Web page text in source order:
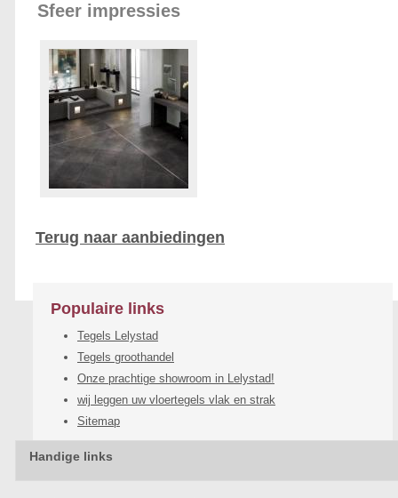
Sfeer impressies
Terug naar aanbiedingen
Populaire links
Tegels Lelystad
Tegels groothandel
Onze prachtige showroom in Lelystad!
wij leggen uw vloertegels vlak en strak
Sitemap
Handige links